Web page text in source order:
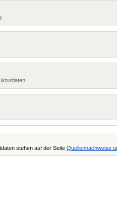
stehen auf der Seite Quellennachweise